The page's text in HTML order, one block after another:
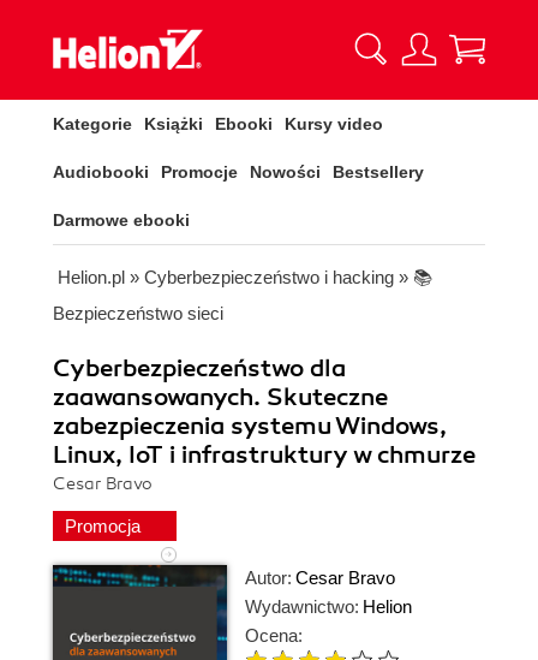
Kategorie Książki Ebooki Kursy video
Audiobooki Promocje Nowości Bestsellery
Darmowe ebooki
Helion.pl » Cyberbezpieczeństwo i hacking » 📚
Bezpieczeństwo sieci
Cyberbezpieczeństwo dla
zaawansowanych. Skuteczne
zabezpieczenia systemu Windows,
Linux, IoT i infrastruktury w chmurze
Cesar Bravo
Promocja
Autor: Cesar Bravo
Wydawnictwo: Helion
Ocena: